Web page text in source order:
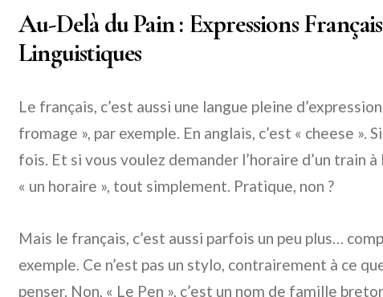
Au-Delà du Pain : Expressions
Linguistiques
Le français, c’est aussi une langue pleine
fromage », par exemple. En anglais, c’est « cheese ».
fois. Et si vous voulez demander l’horaire d’un train
« un horaire », tout simplement. Pratique, non ?
Mais le français, c’est aussi parfois un peu plus…
exemple. Ce n’est pas un stylo, contrairement à ce
penser. Non, « Le Pen », c’est un nom de famille